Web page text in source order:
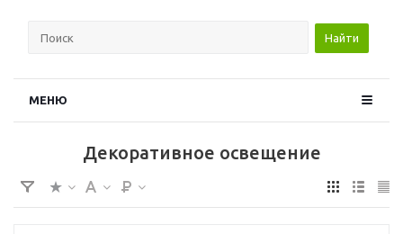
Найти
МЕНЮ
Декоративное освещение